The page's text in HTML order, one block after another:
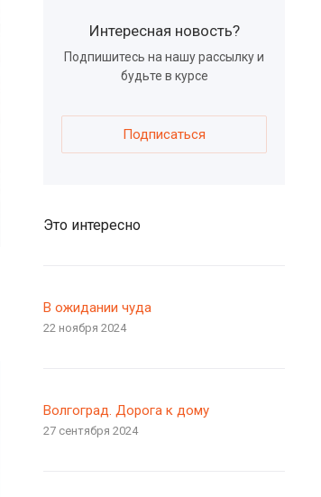
Интересная новость?
Подпишитесь на нашу рассылку и
будьте в курсе
Подписаться
Это интересно
В ожидании чуда
22 ноября 2024
Волгоград. Дорога к дому
27 сентября 2024